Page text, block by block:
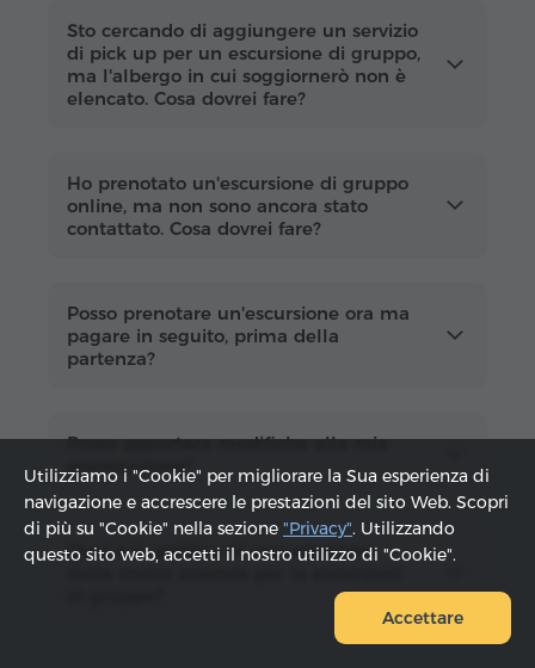
Sto cercando di aggiungere un servizio
di pick up per un escursione di gruppo,
ma l'albergo in cui soggiornerò non è
elencato. Cosa dovrei fare?
Ho prenotato un'escursione di gruppo
online, ma non sono ancora stato
contattato. Cosa dovrei fare?
Posso prenotare un'escursione ora ma
pagare in seguito, prima della
partenza?
Posso apportare modifiche alla mia
prenotazione?
Qual è la politica di cancellazione
Utilizziamo i "Cookie" per migliorare la Sua esperienza di
navigazione e accrescere le prestazioni del sito Web. Scopri
di più su "Cookie" nella sezione "Privacy". Utilizzando
questo sito web, accetti il ​​nostro utilizzo di "Cookie".
Accettare